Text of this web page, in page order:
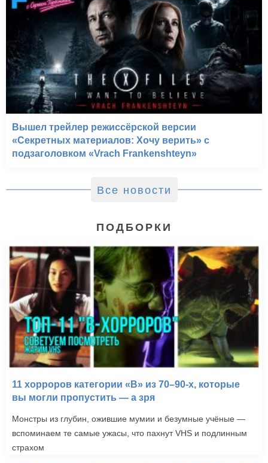
Вышел трейлер режиссёрской версии
«Секретных материалов: Хочу верить» с
подзаголовком «Vrach Frankenshteyn»
Все новости
ПОДБОРКИ
11 хорроров категории «B» из 70–90-х, которые
вы могли пропустить — а зря
Монстры из глубин, ожившие мумии и безумные учёные —
вспоминаем те самые ужасы, что пахнут VHS и подлинным
страхом